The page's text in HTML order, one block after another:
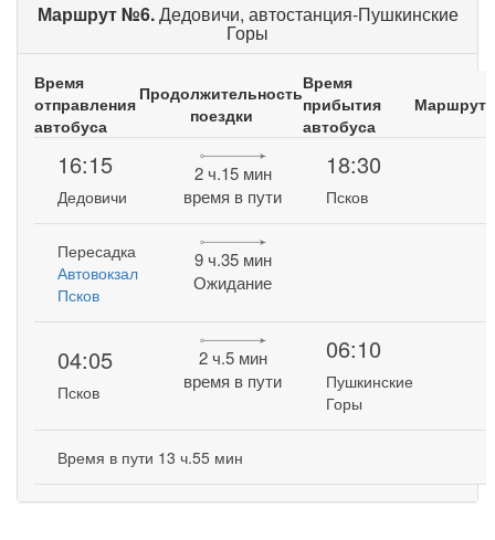
Маршрут №6.Дедовичи, автостанция-Пушкинские
Горы
Время
отправления
автобуса
Продолжительность
поездки
Время
прибытия
автобуса
Маршрут
16:15
Дедовичи
2 ч.15 мин
время в пути
18:30
Псков
Пересадка
Автовокзал
Псков
9 ч.35 мин
Ожидание
04:05
Псков
2 ч.5 мин
время в пути
06:10
Пушкинские
Горы
Время в пути 13 ч.55 мин